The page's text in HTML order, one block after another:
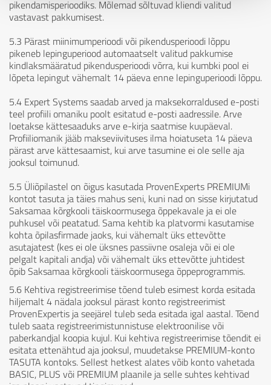
pikendamisperioodiks. Mõlemad sõltuvad kliendi valitud
vastavast pakkumisest.
5.3 Pärast miinimumperioodi või pikendusperioodi lõppu
pikeneb lepinguperiood automaatselt valitud pakkumise
kindlaksmääratud pikendusperioodi võrra, kui kumbki pool ei
lõpeta lepingut vähemalt 14 päeva enne lepinguperioodi lõppu.
5.4 Expert Systems saadab arved ja maksekorraldused e-posti
teel profiili omaniku poolt esitatud e-posti aadressile. Arve
loetakse kättesaaduks arve e-kirja saatmise kuupäeval.
Profiiliomanik jääb makseviivituses ilma hoiatuseta 14 päeva
pärast arve kättesaamist, kui arve tasumine ei ole selle aja
jooksul toimunud.
5.5 Üliõpilastel on õigus kasutada ProvenExperts PREMIUMi
kontot tasuta ja täies mahus seni, kuni nad on sisse kirjutatud
Saksamaa kõrgkooli täiskoormusega õppekavale ja ei ole
puhkusel või peatatud. Sama kehtib ka platvormi kasutamise
kohta õpilasfirmade jaoks, kui vähemalt üks ettevõtte
asutajatest (kes ei ole üksnes passiivne osaleja või ei ole
pelgalt kapitali andja) või vähemalt üks ettevõtte juhtidest
õpib Saksamaa kõrgkooli täiskoormusega õppeprogrammis.
5.6 Kehtiva registreerimise tõend tuleb esimest korda esitada
hiljemalt 4 nädala jooksul pärast konto registreerimist
ProvenExpertis ja seejärel tuleb seda esitada igal aastal. Tõend
tuleb saata registreerimistunnistuse elektroonilise või
paberkandjal koopia kujul. Kui kehtiva registreerimise tõendit ei
esitata ettenähtud aja jooksul, muudetakse PREMIUM-konto
TASUTA kontoks. Sellest hetkest alates võib konto vahetada
BASIC, PLUS või PREMIUM plaanile ja selle suhtes kehtivad